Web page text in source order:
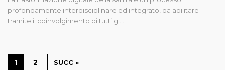
profondamente interdisciplinare ed integrato, da abilitare
tramite il coinvolgimento di tutti gl…
1 2 SUCC »